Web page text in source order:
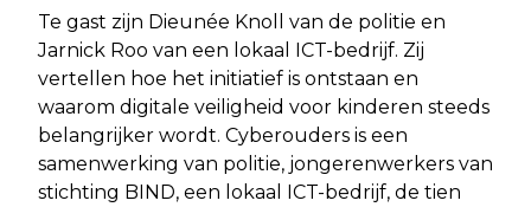
Te gast zijn Dieunée Knoll van de politie en
Jarnick Roo van een lokaal ICT-bedrijf. Zij
vertellen hoe het initiatief is ontstaan en
waarom digitale veiligheid voor kinderen steeds
belangrijker wordt. Cyberouders is een
samenwerking van politie, jongerenwerkers van
stichting BIND, een lokaal ICT-bedrijf, de tien